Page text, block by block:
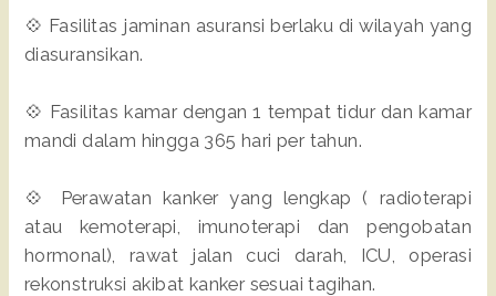
💠 Fasilitas jaminan asuransi berlaku di wilayah yang
diasuransikan.
💠 Fasilitas kamar dengan 1 tempat tidur dan kamar
mandi dalam hingga 365 hari per tahun.
💠 Perawatan kanker yang lengkap ( radioterapi
atau kemoterapi, imunoterapi dan pengobatan
hormonal), rawat jalan cuci darah, ICU, operasi
rekonstruksi akibat kanker sesuai tagihan.